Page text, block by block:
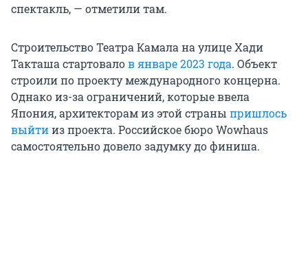
спектакль, — отметили там.
Строительство Театра Камала на улице Хади
Такташа стартовалов январе 2023 года. Объект
строили по проекту международного концерна.
Однако из-за ограничений, которые ввела
Япония, архитекторам из этой страны пришлось
выйтииз проекта. Российское бюро Wowhaus
самостоятельно довело задумку до финиша.